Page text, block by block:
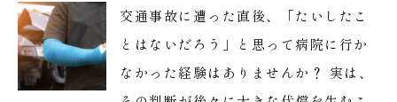
交通事故に遭った直後、「たいしたこ
とはないだろう」と思って病院に行か
なかった経験はありませんか？ 実は、